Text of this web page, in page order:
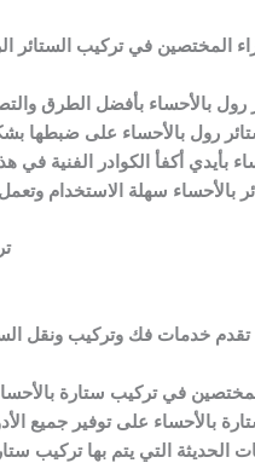
المختصين في تركيب الستائر
رول بالأحساء بأفضل الطرق
رول بالأحساء على ضبطها
بأيدي أكفأ الكوادر الفنية
سهلة الاستخدام
خدمات فك وتركيب ونقل
في تركيب ستارة
بالأحساء على توفير جميع
الحديثة التي يتم بها